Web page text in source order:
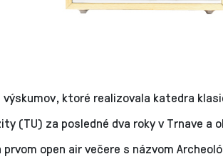
výskumov, ktoré realizovala katedra
(TU) za posledné dva roky v Trnave a
open air večere s názvom